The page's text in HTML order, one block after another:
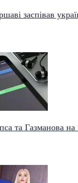
заспівав
та Газманова